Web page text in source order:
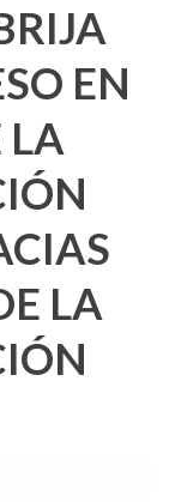
EN
LA
LA